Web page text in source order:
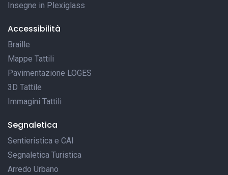
Insegne in Plexiglass
Accessibilità
Braille
Mappe Tattili
Pavimentazione LOGES
3D Tattile
Immagini Tattili
Segnaletica
Sentieristica e CAI
Segnaletica Turistica
Arredo Urbano